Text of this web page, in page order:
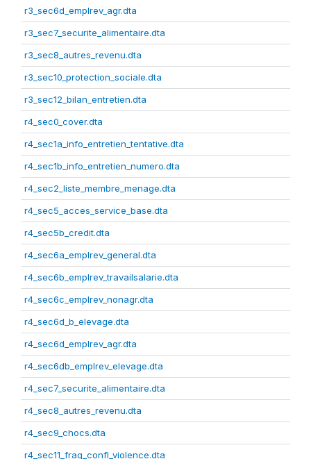
r3_sec6d_emplrev_agr.dta
r3_sec7_securite_alimentaire.dta
r3_sec8_autres_revenu.dta
r3_sec10_protection_sociale.dta
r3_sec12_bilan_entretien.dta
r4_sec0_cover.dta
r4_sec1a_info_entretien_tentative.dta
r4_sec1b_info_entretien_numero.dta
r4_sec2_liste_membre_menage.dta
r4_sec5_acces_service_base.dta
r4_sec5b_credit.dta
r4_sec6a_emplrev_general.dta
r4_sec6b_emplrev_travailsalarie.dta
r4_sec6c_emplrev_nonagr.dta
r4_sec6d_b_elevage.dta
r4_sec6d_emplrev_agr.dta
r4_sec6db_emplrev_elevage.dta
r4_sec7_securite_alimentaire.dta
r4_sec8_autres_revenu.dta
r4_sec9_chocs.dta
r4_sec11_frag_confl_violence.dta